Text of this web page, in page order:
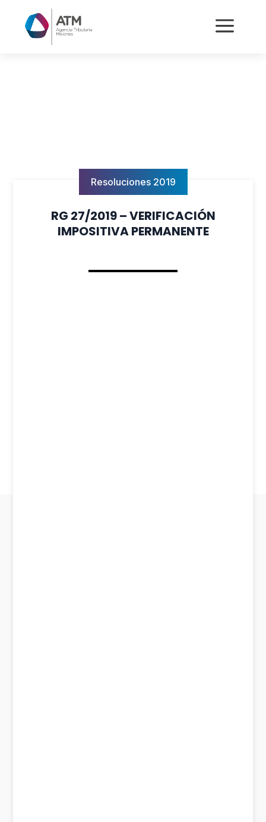
a
Resoluciones 2019
RG 27/2019 – VERIFICACIÓN
IMPOSITIVA PERMANENTE